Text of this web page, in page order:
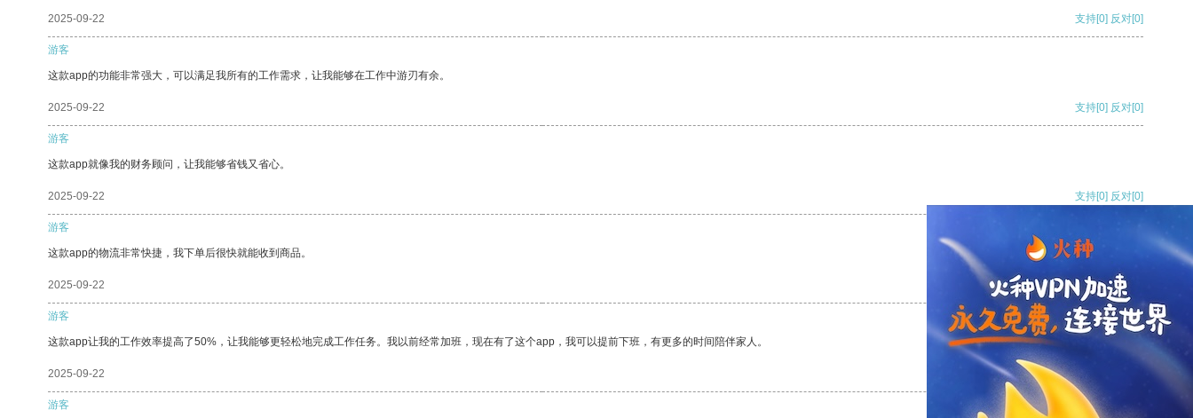
2025-09-22 支持[0] 反对[0]
游客
这款app的功能非常强大，可以满足我所有的工作需求，让我能够在工作中游刃有余。
2025-09-22 支持[0] 反对[0]
游客
这款app就像我的财务顾问，让我能够省钱又省心。
2025-09-22 支持[0] 反对[0]
游客
这款app的物流非常快捷，我下单后很快就能收到商品。
2025-09-22 支持[0] 反对
游客
这款app让我的工作效率提高了50%，让我能够更轻松地完成工作任务。我以前经常加班，现在有了这个app，我可以提前下班，有更多的时间陪伴家人。
2025-09-22 支持
游客